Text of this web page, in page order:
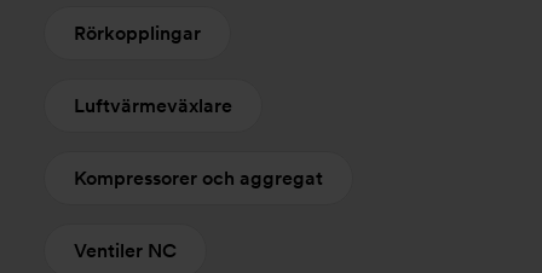
Rörkopplingar
Luftvärmeväxlare
Kompressorer och aggregat
Ventiler NC